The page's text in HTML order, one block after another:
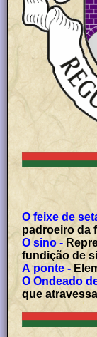
O feixe de
padroeiro da
O sino -
fundição de
A ponte -
O Ondeado
que